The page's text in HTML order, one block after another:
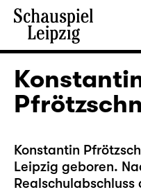
Konstantin
Leipzig geboren.